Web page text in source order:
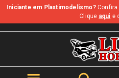
Iniciante em Plastimodelismo?Confira
Clique aqui e